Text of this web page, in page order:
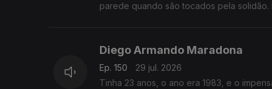
parede quando são tocados pela solidão.
Diego Armando Maradona
Ep. 150
29 jul. 2026
Tinha 23 anos, o ano era 1983, e o